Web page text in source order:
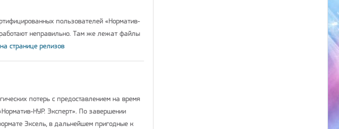
пользователей «Норматив-
неправильно. Там же лежат файлы
странице релизов
потерь с предоставлением на время
НУР. Эксперт». По завершении
Эксель, в дальнейшем пригодные к